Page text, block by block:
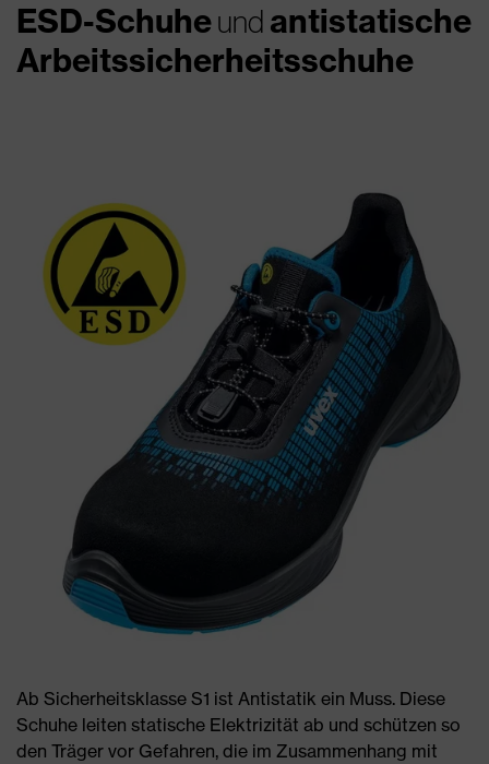
ESD-Schuheund antistatische
Arbeitssicherheitsschuhe
Ab Sicherheitsklasse S1 ist Antistatik ein Muss. Diese
Schuhe leiten statische Elektrizität ab und schützen so
den Träger vor Gefahren, die im Zusammenhang mit